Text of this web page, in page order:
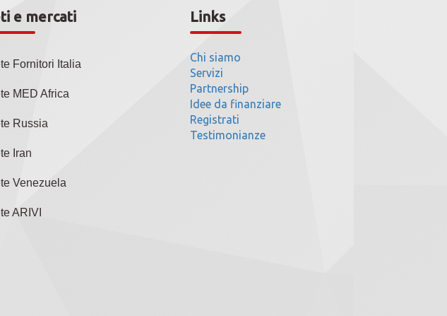
e mercati
Fornitori Italia
MED Africa
Russia
Iran
Venezuela
ARIVI
Links
Chi siamo
Servizi
Partnership
Idee da finanziare
Registrati
Testimonianze